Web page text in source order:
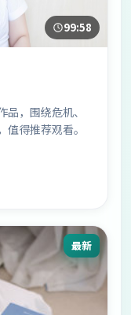
99:58
，围绕危机、
得推荐观看。
最新